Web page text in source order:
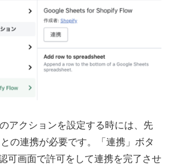
アクションを設定する時には、先
の連携が必要です。「連携」ボタ
可画面で許可をして連携を完了させ